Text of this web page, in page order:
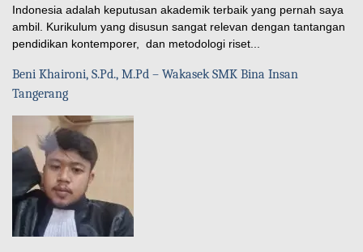
Indonesia adalah keputusan akademik terbaik yang pernah saya
ambil. Kurikulum yang disusun sangat relevan dengan tantangan
pendidikan kontemporer, dan metodologi riset...
Beni Khaironi, S.Pd., M.Pd – Wakasek SMK Bina Insan
Tangerang